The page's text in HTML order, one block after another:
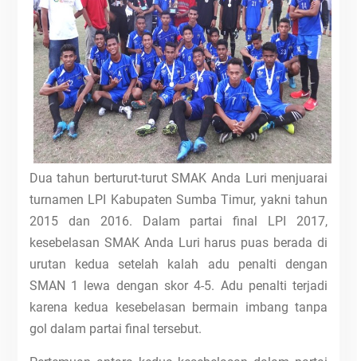
Dua tahun berturut-turut SMAK Anda Luri menjuarai
turnamen LPI Kabupaten Sumba Timur, yakni tahun
2015 dan 2016. Dalam partai final LPI 2017,
kesebelasan SMAK Anda Luri harus puas berada di
urutan kedua setelah kalah adu penalti dengan
SMAN 1 lewa dengan skor 4-5. Adu penalti terjadi
karena kedua kesebelasan bermain imbang tanpa
gol dalam partai final tersebut.